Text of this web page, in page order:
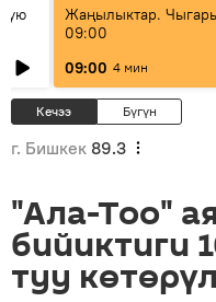
Жаңылыктар.
09:00
09:00 4 мин
Кечээ Бүгүн
г. Бишкек 89.3
"Ала-Тоо"
бийиктиги
туу